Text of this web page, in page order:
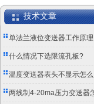
技术文章
单法兰液位变送器工作原理
什么情况下选限流孔板?
温度变送器表头不显示怎
两线制4-20ma压力变送器